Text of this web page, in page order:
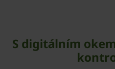
S digitálním